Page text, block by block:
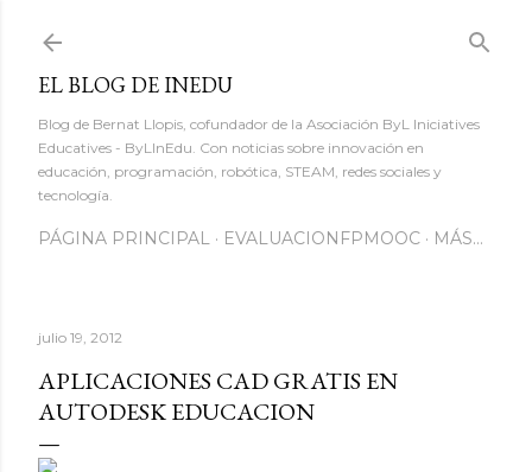
EL BLOG DE INEDU
Blog de Bernat Llopis, cofundador de la Asociación ByL Iniciatives
Educatives - ByLInEdu. Con noticias sobre innovación en
educación, programación, robótica, STEAM, redes sociales y
tecnología.
PÁGINA PRINCIPAL EVALUACIONFPMOOC MÁS…
julio 19, 2012
APLICACIONES CAD GRATIS EN
AUTODESK EDUCACION